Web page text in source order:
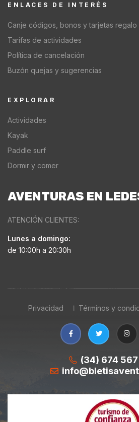
EXPLORAR
Actividades
Kayak
Paddle surf
Dormir y comer
ENLACES DE INTERÉS
Canje códigos, bonos y tarjetas regalo
Tarifas de actividades
Política de cancelación
Buzón quejas y sugerencias
AVENTURAS EN
ATENCIÓN CLIENTES:
Lunes a domingo:
de 10:00h a 20:30h
Privacidad Términos y
(34) 674